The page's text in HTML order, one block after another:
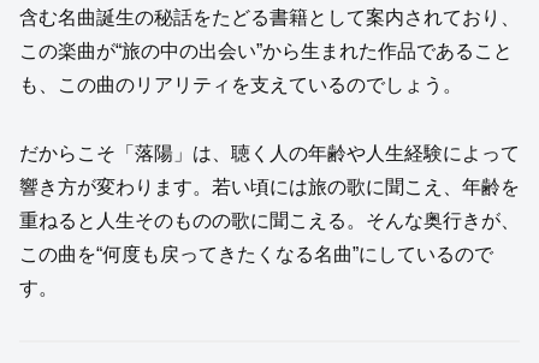
含む名曲誕生の秘話をたどる書籍として案内されており、
この楽曲が“旅の中の出会い”から生まれた作品であること
も、この曲のリアリティを支えているのでしょう。
だからこそ「落陽」は、聴く人の年齢や人生経験によって
響き方が変わります。若い頃には旅の歌に聞こえ、年齢を
重ねると人生そのものの歌に聞こえる。そんな奥行きが、
この曲を“何度も戻ってきたくなる名曲”にしているので
す。